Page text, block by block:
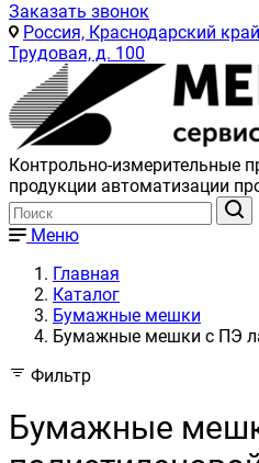
Заказать звонок
Россия, Краснодарский
Трудовая, д. 100
Контрольно-измерительные
продукции автоматизации
Меню
Главная
Каталог
Бумажные мешки
Бумажные мешки с ПЭ
Фильтр
Бумажные